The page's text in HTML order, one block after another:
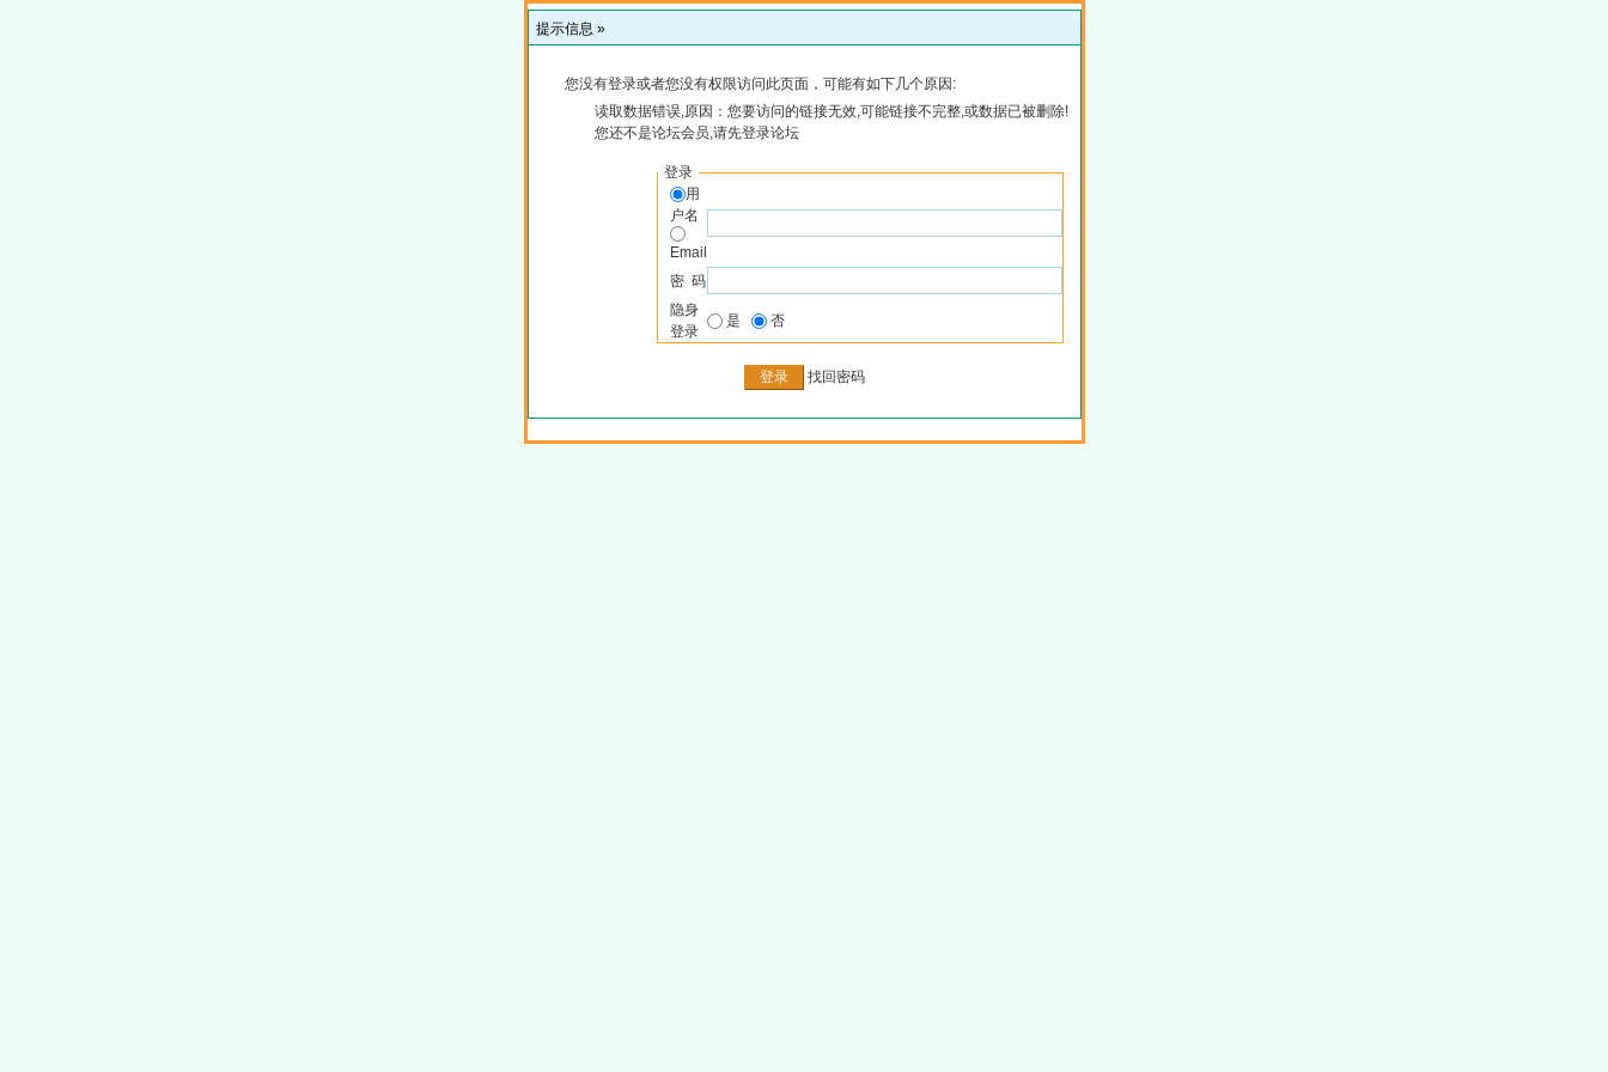
提示信息 »
您没有登录或者您没有权限访问此页面，可能有如下几个原因:
读取数据错误,原因：您要访问的链接无效,可能链接不完整,或数据已被删除!
您还不是论坛会员,请先登录论坛
登录
用
户名
Email
密 码
隐身
登录
是 否
找回密码